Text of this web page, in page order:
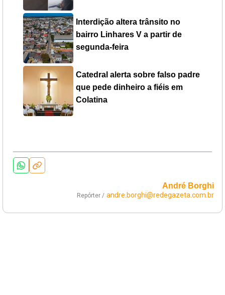
Interdição altera trânsito no
bairro Linhares V a partir de
segunda-feira
Catedral alerta sobre falso padre
que pede dinheiro a fiéis em
Colatina
André Borghi
Repórter / andre.borghi@redegazeta.com.br